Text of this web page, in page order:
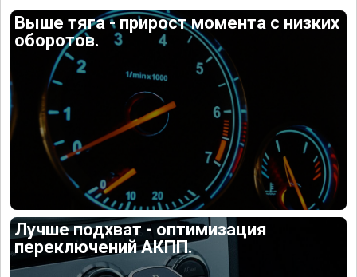
Выше тяга - прирост момента с низких
оборотов.
Лучше подхват - оптимизация
переключений АКПП.